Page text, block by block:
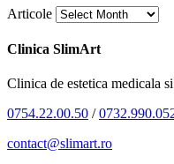
Articole
Clinica SlimArt
Clinica de estetica medicala
0754.22.00.50 /
contact@slimart.ro